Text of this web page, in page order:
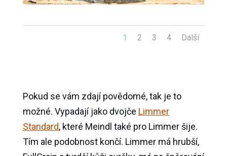
1 2 3 4 Další
Pokud se vám zdají povědomé, tak je to
možné. Vypadají jako dvojče Limmer
Standard, které Meindl také pro Limmer šije.
Tím ale podobnost končí. Limmer má hrubší,